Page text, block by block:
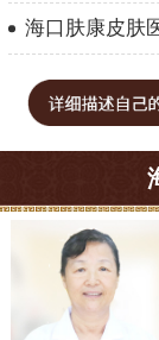
海口肤康皮肤